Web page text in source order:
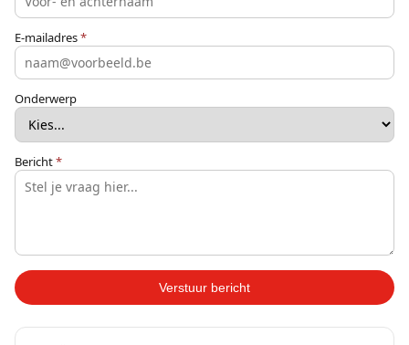
E-mailadres*
Onderwerp
Bericht*
Verstuur bericht